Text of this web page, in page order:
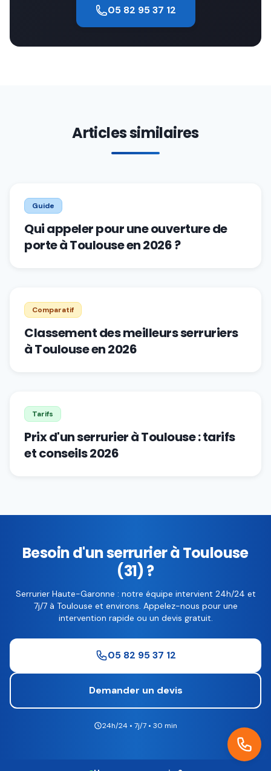
05 82 95 37 12
Articles similaires
Guide
Qui appeler pour une ouverture de
porte à Toulouse en 2026 ?
Comparatif
Classement des meilleurs serruriers
à Toulouse en 2026
Tarifs
Prix d'un serrurier à Toulouse : tarifs
et conseils 2026
Besoin d'un serrurier à Toulouse
(31) ?
Serrurier Haute-Garonne : notre équipe intervient 24h/24 et
7j/7 à Toulouse et environs. Appelez-nous pour une
intervention rapide ou un devis gratuit.
05 82 95 37 12
Demander un devis
24h/24 • 7j/7 • 30 min